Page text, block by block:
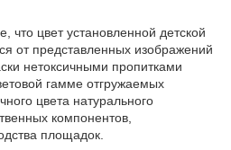
цвет установленной детской
от представленных изображений
нетоксичными пропитками
гамме отгружаемых
цвета натурального
компонентов,
площадок.